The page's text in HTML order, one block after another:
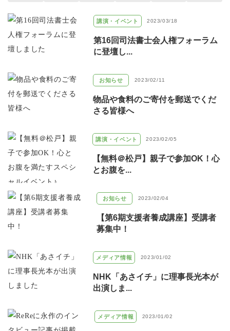
講演・イベント 2023/03/18
第16回司法書士会人権フォーラム
に登壇し...
お知らせ 2023/02/11
物品や食料のご寄付を郵送でくだ
さる皆様へ
講演・イベント 2023/02/05
【無料＠松戸】親子で参加OK！心
とお腹を...
お知らせ 2023/02/04
【第6期支援者養成講座】受講者
募集中！
メディア情報 2023/01/02
NHK「あさイチ」に理事長光本が
出演しま...
メディア情報 2023/01/02